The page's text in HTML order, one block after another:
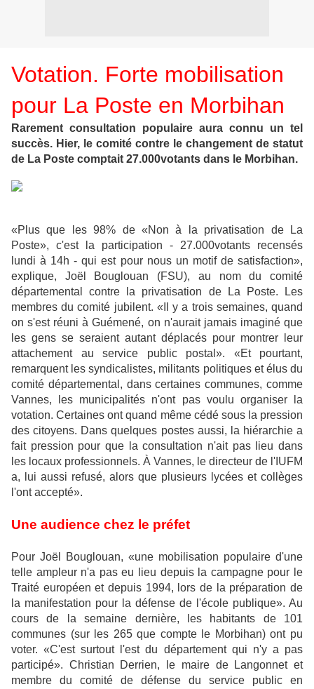
Votation. Forte mobilisation
pour La Poste en Morbihan
Rarement consultation populaire aura connu un tel
succès. Hier, le comité contre le changement de statut
de La Poste comptait 27.000votants dans le Morbihan.
«Plus que les 98% de «Non à la privatisation de La
Poste», c'est la participation - 27.000votants recensés
lundi à 14h - qui est pour nous un motif de satisfaction»,
explique, Joël Bouglouan (FSU), au nom du comité
départemental contre la privatisation de La Poste. Les
membres du comité jubilent. «Il y a trois semaines, quand
on s'est réuni à Guémené, on n'aurait jamais imaginé que
les gens se seraient autant déplacés pour montrer leur
attachement au service public postal». «Et pourtant,
remarquent les syndicalistes, militants politiques et élus du
comité départemental, dans certaines communes, comme
Vannes, les municipalités n'ont pas voulu organiser la
votation. Certaines ont quand même cédé sous la pression
des citoyens. Dans quelques postes aussi, la hiérarchie a
fait pression pour que la consultation n'ait pas lieu dans
les locaux professionnels. À Vannes, le directeur de l'IUFM
a, lui aussi refusé, alors que plusieurs lycées et collèges
l'ont accepté».
Une audience chez le préfet
Pour Joël Bouglouan, «une mobilisation populaire d'une
telle ampleur n'a pas eu lieu depuis la campagne pour le
Traité européen et depuis 1994, lors de la préparation de
la manifestation pour la défense de l'école publique». Au
cours de la semaine dernière, les habitants de 101
communes (sur les 265 que compte le Morbihan) ont pu
voter. «C'est surtout l'est du département qui n'y a pas
participé». Christian Derrien, le maire de Langonnet et
membre du comité de défense du service public en